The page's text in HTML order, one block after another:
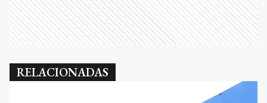
RELACIONADAS